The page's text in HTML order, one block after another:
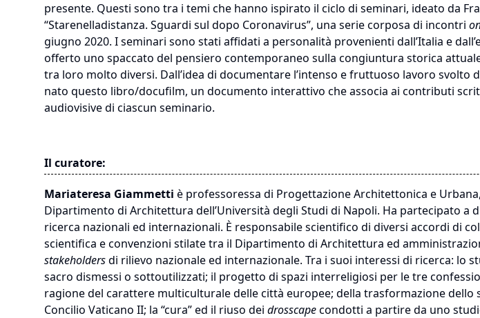
presente. Questi sono tra i temi che hanno ispirato il ciclo di seminari, ideato da
“Starenelladistanza. Sguardi sul dopo Coronavirus”, una serie corposa di incontri
giugno 2020. I seminari sono stati affidati a personalità provenienti dall’Italia e
offerto uno spaccato del pensiero contemporaneo sulla congiuntura storica
tra loro molto diversi. Dall’idea di documentare l’intenso e fruttuoso lavoro svolto
nato questo libro/docufilm, un documento interattivo che associa ai contributi
audiovisive di ciascun seminario.
Il curatore:
Mariateresa Giammetti è professoressa di Progettazione Architettonica e
Dipartimento di Architettura dell’Università degli Studi di Napoli. Ha partecipato a
ricerca nazionali ed internazionali. È responsabile scientifico di diversi accordi di
scientifica e convenzioni stilate tra il Dipartimento di Architettura ed
stakeholdersdi rilievo nazionale ed internazionale. Tra i suoi interessi di ricerca: lo
sacro dismessi o sottoutilizzati; il progetto di spazi interreligiosi per le tre
ragione del carattere multiculturale delle città europee; della trasformazione dello
Concilio Vaticano II; la “cura” ed il riuso dei drosscapecondotti a partire da uno